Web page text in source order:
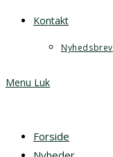
Kontakt
Nyhedsbrev
Menu Luk
Forside